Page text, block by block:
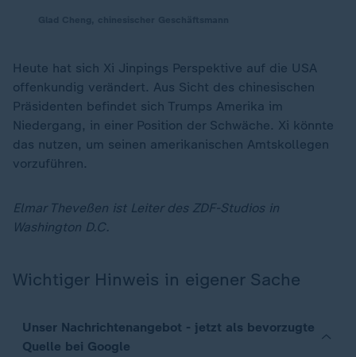
Heute hat sich Xi Jinpings Perspektive auf die USA
offenkundig verändert. Aus Sicht des chinesischen
Präsidenten befindet sich Trumps Amerika im
Niedergang, in einer Position der Schwäche. Xi könnte
das nutzen, um seinen amerikanischen Amtskollegen
vorzuführen.
Elmar Theveßen ist Leiter des ZDF-Studios in
Washington D.C.
Wichtiger Hinweis in eigener Sache
Unser Nachrichtenangebot - jetzt als bevorzugte
Quelle bei Google